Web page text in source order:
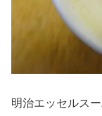
明治エッセルス